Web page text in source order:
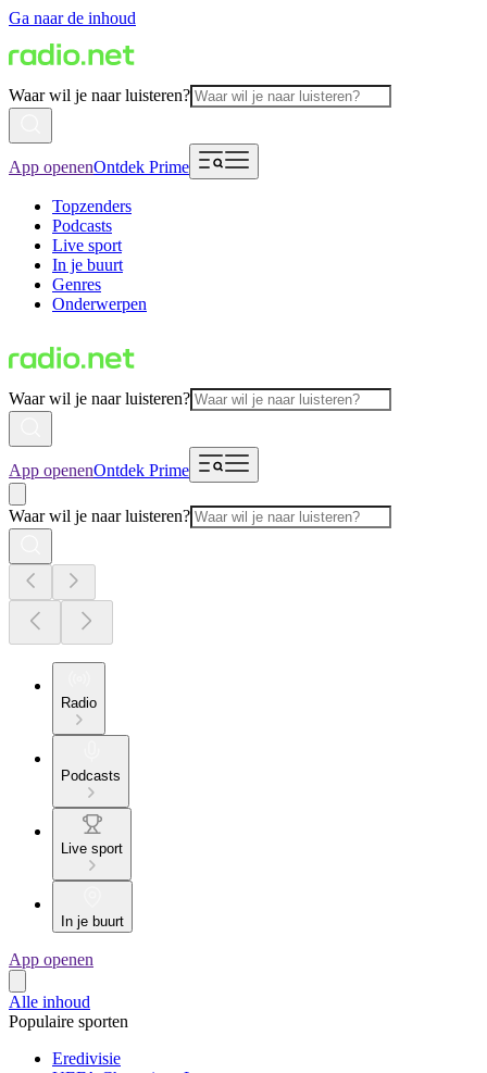
Ga naar de inhoud
Waar wil je naar luisteren?
App openenOntdek Prime
Topzenders
Podcasts
Live sport
In je buurt
Genres
Onderwerpen
Waar wil je naar luisteren?
App openenOntdek Prime
Waar wil je naar luisteren?
Radio
Podcasts
Live sport
In je buurt
App openen
Alle inhoud
Populaire sporten
Eredivisie